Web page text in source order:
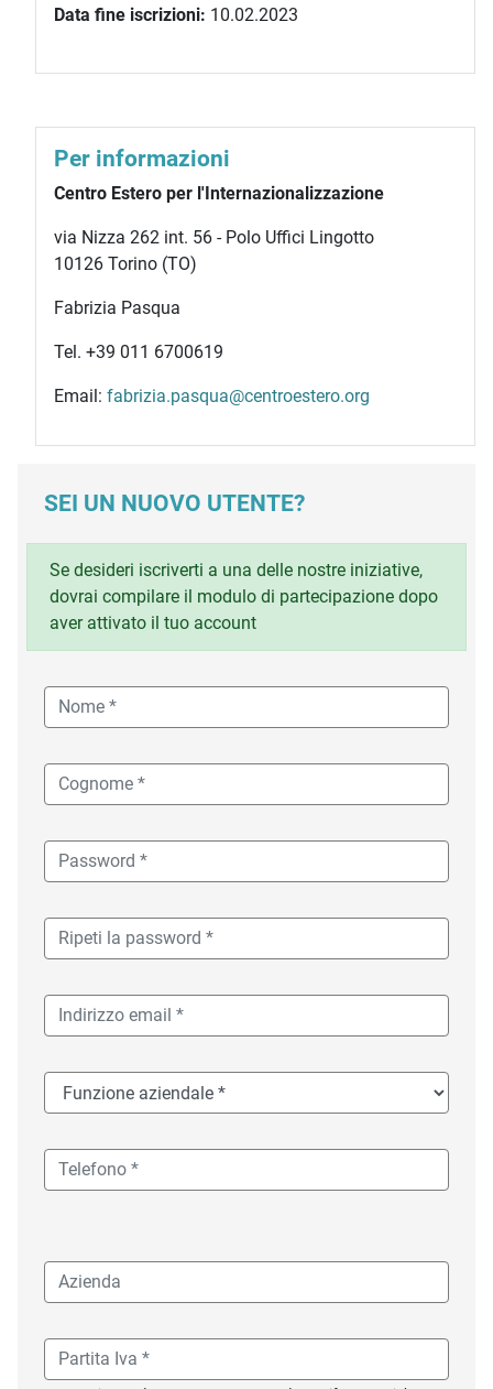
Data fine iscrizioni: 10.02.2023
Per informazioni
Centro Estero per l'Internazionalizzazione
via Nizza 262 int. 56 - Polo Uffici Lingotto
10126 Torino (TO)
Fabrizia Pasqua
Tel. +39 011 6700619
Email: fabrizia.pasqua@centroestero.org
SEI UN NUOVO UTENTE?
Se desideri iscriverti a una delle nostre iniziative,
dovrai compilare il modulo di partecipazione dopo
aver attivato il tuo account